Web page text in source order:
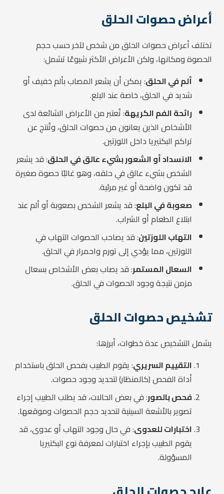
أعراض حصوات الحلق
تختلف أعراض حصوات الحلق من شخص لآخر حسب حجم
الحصوة ومكانها، ولكن الأعراض الأكثر شيوعًا تشمل:
ألم في الحلق: يمكن أن يشعر المصاب بألم خفيف أو
شديد في الحلق، خاصة عند البلع.
رائحة الفم الكريهة: تُعتبر من الأعراض الشائعة لدى
الأشخاص الذين يعانون من حصوات الحلق، وتُنتج عن
تراكم البكتيريا داخل اللوزتين.
الانسداد أو الشعور بشيء عالق في الحلق: قد يشعر
الشخص بشيء عالق في حلقه، وهو غالبًا حصوة صغيرة
قد تكون واضحة أو غير مرئية.
صعوبة في البلع: قد يشعر الشخص بصعوبة أو ألم عند
ابتلاع الطعام أو الشراب.
التهاب اللوزتين: قد يصاحب الحصوات التهاب في
اللوزتين، مما يؤدي إلى تورم واحمرار في الحلق.
السعال المستمر: قد يصاب بعض الأشخاص بسعال
مزمن نتيجة وجود الحصوات في الحلق.
تشخيص حصوات الحلق
يشمل التشخيص عدة خطوات، أبرزها:
التقييم السريري: يقوم الطبيب بفحص الحلق باستخدام
أداة الفحص (كالمنظار) لتحديد وجود حصوات.
فحص بالصور: في بعض الحالات، قد يطلب الطبيب إجراء
تصوير بالأشعة السينية لتحديد حجم الحصوات وموقعها.
اختبارات للعدوى: في حال وجود التهاب أو عدوى، قد
يقوم الطبيب بإجراء اختبارات لمعرفة نوع البكتيريا
المسؤولة.